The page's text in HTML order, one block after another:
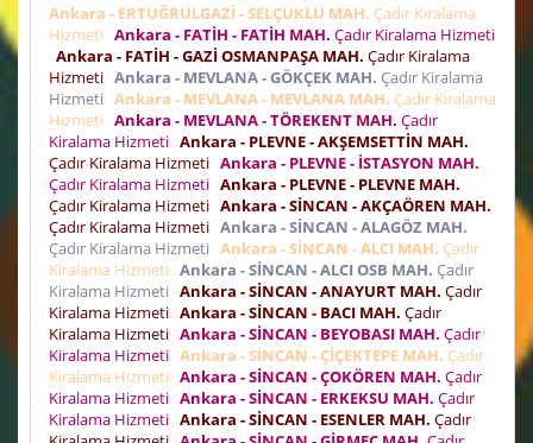
Ankara - ERTUĞRULGAZİ - SELÇUKLU MAH. Çadır Kiralama
Hizmeti Ankara - FATİH - FATİH MAH. Çadır Kiralama Hizmeti
Ankara - FATİH - GAZİ OSMANPAŞA MAH. Çadır Kiralama
Hizmeti Ankara - MEVLANA - GÖKÇEK MAH. Çadır Kiralama
Hizmeti Ankara - MEVLANA - MEVLANA MAH. Çadır Kiralama
Hizmeti Ankara - MEVLANA - TÖREKENT MAH. Çadır
Kiralama Hizmeti Ankara - PLEVNE - AKŞEMSETTİN MAH.
Çadır Kiralama Hizmeti Ankara - PLEVNE - İSTASYON MAH.
Çadır Kiralama Hizmeti Ankara - PLEVNE - PLEVNE MAH.
Çadır Kiralama Hizmeti Ankara - SİNCAN - AKÇAÖREN MAH.
Çadır Kiralama Hizmeti Ankara - SİNCAN - ALAGÖZ MAH.
Çadır Kiralama Hizmeti Ankara - SİNCAN - ALCI MAH. Çadır
Kiralama Hizmeti Ankara - SİNCAN - ALCI OSB MAH. Çadır
Kiralama Hizmeti Ankara - SİNCAN - ANAYURT MAH. Çadır
Kiralama Hizmeti Ankara - SİNCAN - BACI MAH. Çadır
Kiralama Hizmeti Ankara - SİNCAN - BEYOBASI MAH. Çadır
Kiralama Hizmeti Ankara - SİNCAN - ÇİÇEKTEPE MAH. Çadır
Kiralama Hizmeti Ankara - SİNCAN - ÇOKÖREN MAH. Çadır
Kiralama Hizmeti Ankara - SİNCAN - ERKEKSU MAH. Çadır
Kiralama Hizmeti Ankara - SİNCAN - ESENLER MAH. Çadır